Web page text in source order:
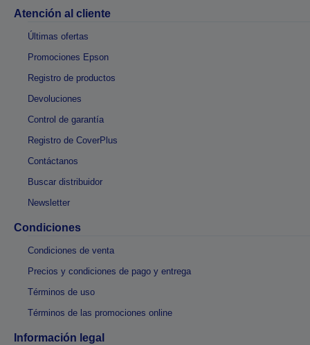
Atención al cliente
Últimas ofertas
Promociones Epson
Registro de productos
Devoluciones
Control de garantía
Registro de CoverPlus
Contáctanos
Buscar distribuidor
Newsletter
Condiciones
Condiciones de venta
Precios y condiciones de pago y entrega
Términos de uso
Términos de las promociones online
Información legal